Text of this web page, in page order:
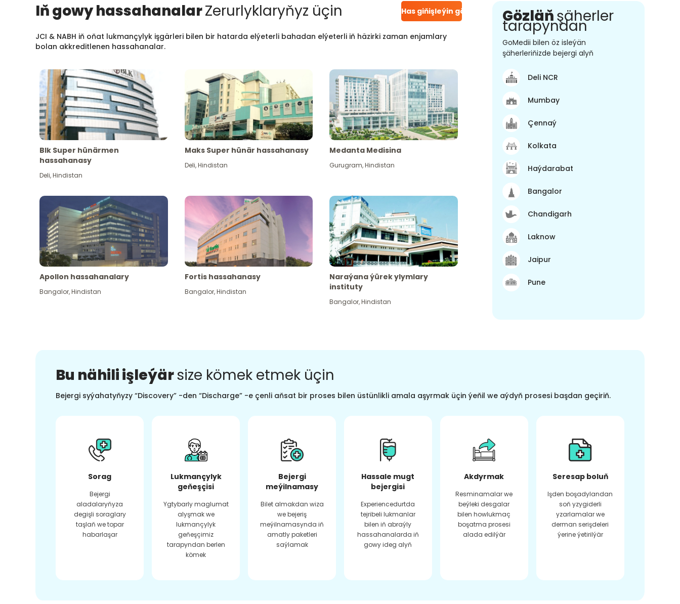
Iň gowy hassahanalarZerurlyklaryňyz üçin Has giňişleýin gör
JCI & NABH iň oňat lukmançylyk işgärleri bilen bir hatarda elýeterli bahadan elýeterli iň häzirki zaman enjamlary
bolan akkreditlenen hassahanalar.
Blk Super hünärmen
hassahanasy
Deli,Hindistan
Maks Super hünär hassahanasy
Deli,Hindistan
Medanta Medisina
Gurugram,Hindistan
Apollon hassahanalary
Bangalor,Hindistan
Fortis hassahanasy
Bangalor,Hindistan
Naraýana ýürek ylymlary
instituty
Bangalor,Hindistan
Gözläňşäherler
tarapyndan
GoMedii bilen öz isleýän
şäherleriňizde bejergi alyň
Deli NCR
Mumbay
Çennaý
Kolkata
Haýdarabat
Bangalor
Chandigarh
Laknow
Jaipur
Pune
Bu nähili işleýärsize kömek etmek üçin
Bejergi syýahatyňyzy “Discovery” -den “Discharge” -e çenli aňsat bir proses bilen üstünlikli amala aşyrmak üçin ýeňil we aýdyň prosesi başdan geçiriň.
Sorag
Bejergi
aladalaryňyza
degişli soraglary
taşlaň we topar
habarlaşar
Lukmançylyk
geňeşçisi
Ygtybarly maglumat
alyşmak we
lukmançylyk
geňeşçimiz
tarapyndan berlen
kömek
Bejergi
meýilnamasy
Bilet almakdan wiza
we bejeriş
meýilnamasynda iň
amatly paketleri
saýlamak
Hassale mugt
bejergisi
Experiencedurtda
tejribeli lukmanlar
bilen iň abraýly
hassahanalarda iň
gowy ideg alyň
Akdyrmak
Resminamalar we
beýleki desgalar
bilen howlukmaç
boşatma prosesi
alada edilýär
Seresap boluň
Işden boşadylandan
soň yzygiderli
yzarlamalar we
derman serişdeleri
ýerine ýetirilýär